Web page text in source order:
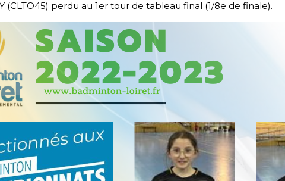
(CLTO45) perdu au 1er tour de tableau final (1/8e de finale).